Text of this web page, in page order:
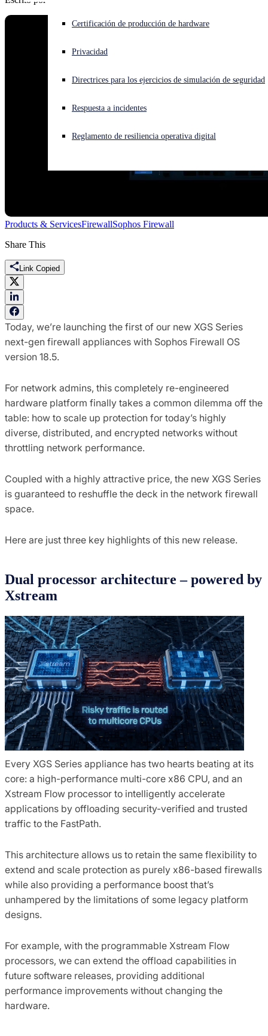
¿Está sufriendo un ciberataque? Obtenga ayuda ahora mismo
Open language switcher
Certificación de producción de hardware
Privacidad
Directrices para los ejercicios de simulación de seguridad
Respuesta a incidentes
Reglamento de resiliencia operativa digital
Products & ServicesFirewallSophos Firewall
Share This
Link Copied
Today, we’re launching the first of our new XGS Series
next-gen firewall appliances with Sophos Firewall OS
version 18.5.
For network admins, this completely re-engineered
hardware platform finally takes a common dilemma off the
table: how to scale up protection for today’s highly
diverse, distributed, and encrypted networks without
throttling network performance.
Coupled with a highly attractive price, the new XGS Series
is guaranteed to reshuffle the deck in the network firewall
space.
Here are just three key highlights of this new release.
Dual processor architecture – powered by
Xstream
Every XGS Series appliance has two hearts beating at its
core: a high-performance multi-core x86 CPU, and an
Xstream Flow processor to intelligently accelerate
applications by offloading security-verified and trusted
traffic to the FastPath.
This architecture allows us to retain the same flexibility to
extend and scale protection as purely x86-based firewalls
while also providing a performance boost that’s
unhampered by the limitations of some legacy platform
designs.
For example, with the programmable Xstream Flow
processors, we can extend the offload capabilities in
future software releases, providing additional
performance improvements without changing the
hardware.